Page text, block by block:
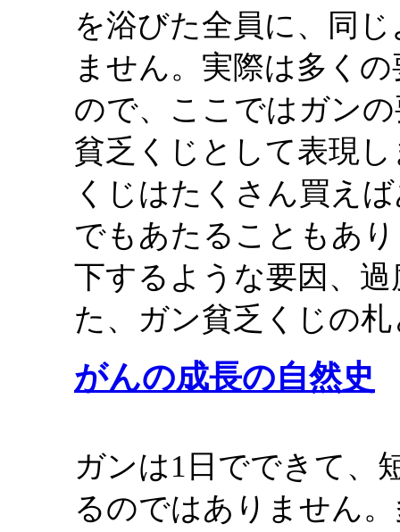
を浴びた全員に、同
ません。実際は多く
ので、ここではガン
貧乏くじとして表現
くじはたくさん買え
でもあたることもあ
下するような要因、
た、ガン貧乏くじの
がんの成長の自然史
ガンは1日でできて、
るのではありません